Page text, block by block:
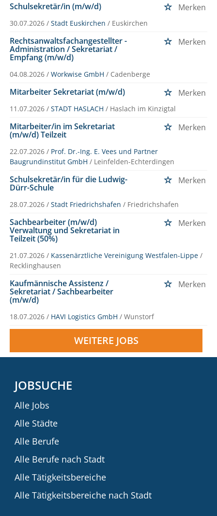
Schulsekretär/in (m/w/d) Merken
30.07.2026 / Stadt Euskirchen / Euskirchen
Rechtsanwaltsfachangestellter -
Administration / Sekretariat /
Empfang (m/w/d)
Merken
04.08.2026 / Workwise GmbH / Cadenberge
Mitarbeiter Sekretariat (m/w/d) Merken
11.07.2026 / STADT HASLACH / Haslach im Kinzigtal
Mitarbeiter/in im Sekretariat
(m/w/d) Teilzeit
Merken
22.07.2026 / Prof. Dr.-Ing. E. Vees und Partner
Baugrundinstitut GmbH / Leinfelden-Echterdingen
Schulsekretär/in für die Ludwig-
Dürr-Schule
Merken
28.07.2026 / Stadt Friedrichshafen / Friedrichshafen
Sachbearbeiter (m/w/d)
Verwaltung und Sekretariat in
Teilzeit (50%)
Merken
21.07.2026 / Kassenärztliche Vereinigung Westfalen-Lippe /
Recklinghausen
Kaufmännische Assistenz /
Sekretariat / Sachbearbeiter
(m/w/d)
Merken
18.07.2026 / HAVI Logistics GmbH / Wunstorf
WEITERE JOBS
JOBSUCHE
Alle Jobs
Alle Städte
Alle Berufe
Alle Berufe nach Stadt
Alle Tätigkeitsbereiche
Alle Tätigkeitsbereiche nach Stadt